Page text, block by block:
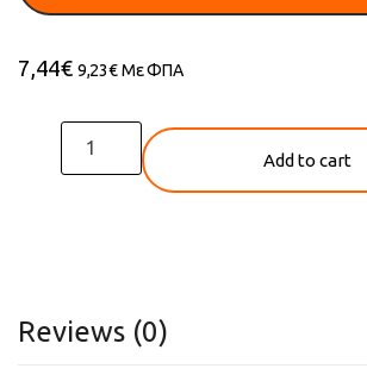
7,44€ 9,23€Με ΦΠΑ
PLEXIGLASS
Add to cart
Reviews (0)